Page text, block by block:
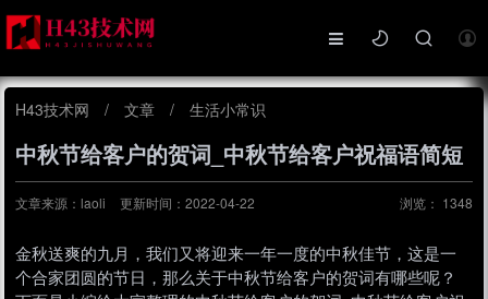
H43技术网 / 文章 / 生活小常识
中秋节给客户的贺词_中秋节给客户祝福语简短
文章来源：laoli 更新时间：2022-04-22 浏览： 1348
金秋送爽的九月，我们又将迎来一年一度的中秋佳节，这是一
个合家团圆的节日，那么关于中秋节给客户的贺词有哪些呢？